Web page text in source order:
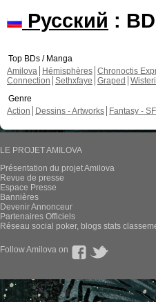
Русский :
Top BDs / Manga
Amilova
Hémisphères Chronoctis
Connection Sethxfaye Graped
Genre
Action
Dessins - Artworks Fantasy - SF
LE PROJET AMILOVA
Présentation du projet Amilova
Revue de presse
Espace Presse
Bannières
Devenir Annonceur
Partenaires Officiels
Réseau social poker, blogs stats
Follow Amilova on